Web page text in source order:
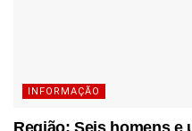
INFORMAÇÃO